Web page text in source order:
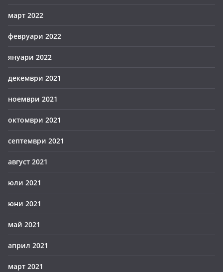
март 2022
февруари 2022
януари 2022
декември 2021
ноември 2021
октомври 2021
септември 2021
август 2021
юли 2021
юни 2021
май 2021
април 2021
март 2021